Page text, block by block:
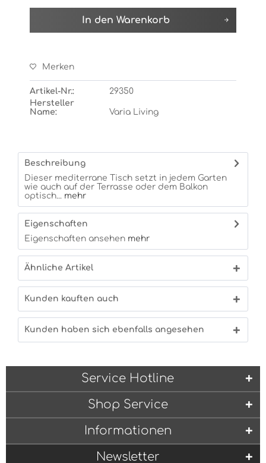
In den Warenkorb
Merken
Artikel-Nr.:
29350
Hersteller
Name:
Varia Living
Beschreibung
Dieser mediterrane Tisch setzt in jedem Garten
wie auch auf der Terrasse oder dem Balkon
optisch... mehr
Eigenschaften
Eigenschaften ansehen mehr
Ähnliche Artikel
Kunden kauften auch
Kunden haben sich ebenfalls angesehen
Service Hotline
Shop Service
Informationen
Newsletter